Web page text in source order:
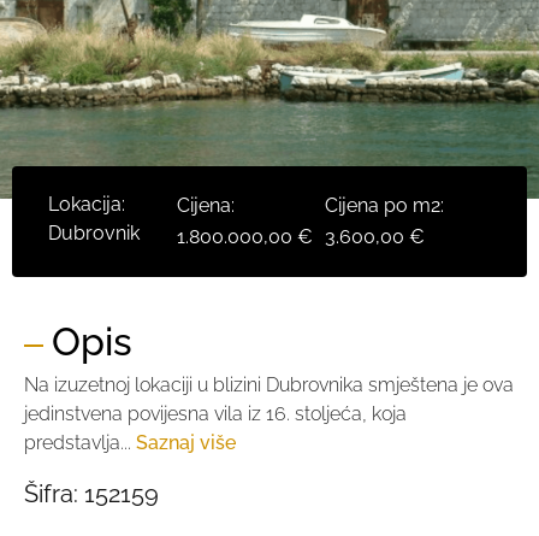
Lokacija:
Dubrovnik
Cijena:
1.800.000,00 €
Cijena po m2:
3.600,00 €
Opis
Na izuzetnoj lokaciji u blizini Dubrovnika smještena je ova
jedinstvena povijesna vila iz 16. stoljeća, koja
predstavlja... Saznaj više
Šifra: 152159